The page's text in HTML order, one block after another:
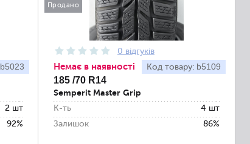
b5023
2 шт
92%
Продано
0 відгуків
Код товару: b5109
Немає в наявності
185 /70 R14
Semperit Master Grip
К-ть
4 шт
Залишок
86%